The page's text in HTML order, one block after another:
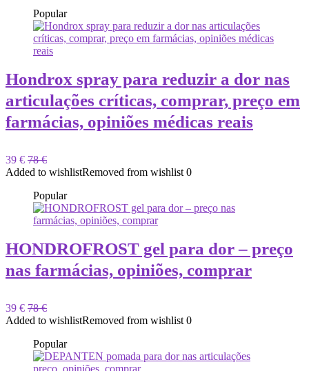
Popular
Hondrox spray para reduzir a dor nas
articulações críticas, comprar, preço em
farmácias, opiniões médicas reais
39 € 78 €
Added to wishlistRemoved from wishlist 0
Popular
HONDROFROST gel para dor – preço
nas farmácias, opiniões, comprar
39 € 78 €
Added to wishlistRemoved from wishlist 0
Popular